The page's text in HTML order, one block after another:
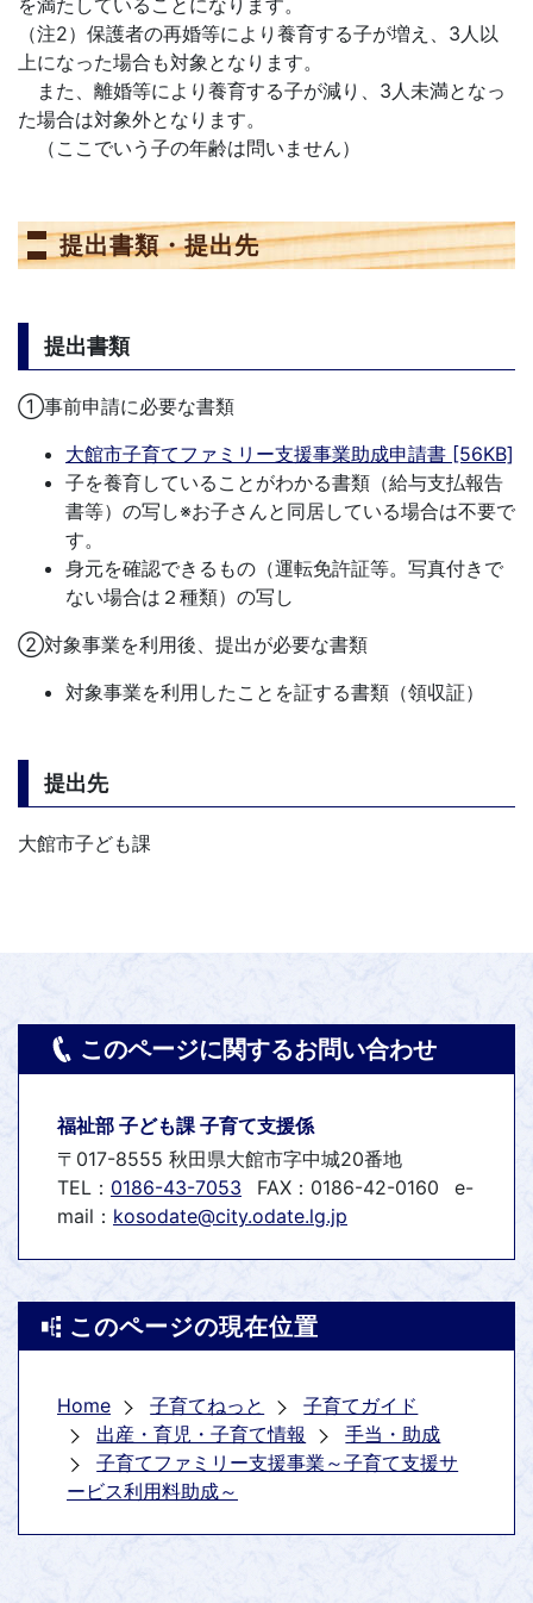
を満たしていることになります。
（注2）保護者の再婚等により養育する子が増え、3人以
上になった場合も対象となります。
また、離婚等により養育する子が減り、3人未満となっ
た場合は対象外となります。
（ここでいう子の年齢は問いません）
提出書類・提出先
提出書類
①事前申請に必要な書類
大館市子育てファミリー支援事業助成申請書 [56KB]
子を養育していることがわかる書類（給与支払報告
書等）の写し※お子さんと同居している場合は不要で
す。
身元を確認できるもの（運転免許証等。写真付きで
ない場合は２種類）の写し
②対象事業を利用後、提出が必要な書類
対象事業を利用したことを証する書類（領収証）
提出先
大館市子ども課
このページに関するお問い合わせ
福祉部 子ども課 子育て支援係
〒017-8555 秋田県大館市字中城20番地
TEL： 0186-43-7053 FAX：0186-42-0160
e-
mail： kosodate@city.odate.lg.jp
このページの現在位置
Home 子育てねっと
子育てガイド
出産・育児・子育て情報
手当・助成
子育てファミリー支援事業～子育て支援サ
ービス利用料助成～